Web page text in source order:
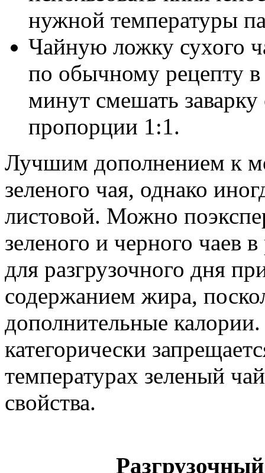
нужной температуры
Чайную ложку сухого
по обычному рецепту в
минут смешать
пропорции 1:1.
Лучшим дополнением к
зеленого чая, однако
листовой. Можно
зеленого и черного чаев
для разгрузочного дня
содержанием жира,
дополнительные
категорически
температурах зеленый
свойства.